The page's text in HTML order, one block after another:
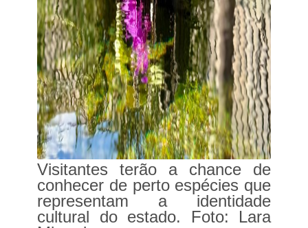
Visitantes terão a chance de
conhecer de perto espécies que
representam a identidade
cultural do estado. Foto: Lara